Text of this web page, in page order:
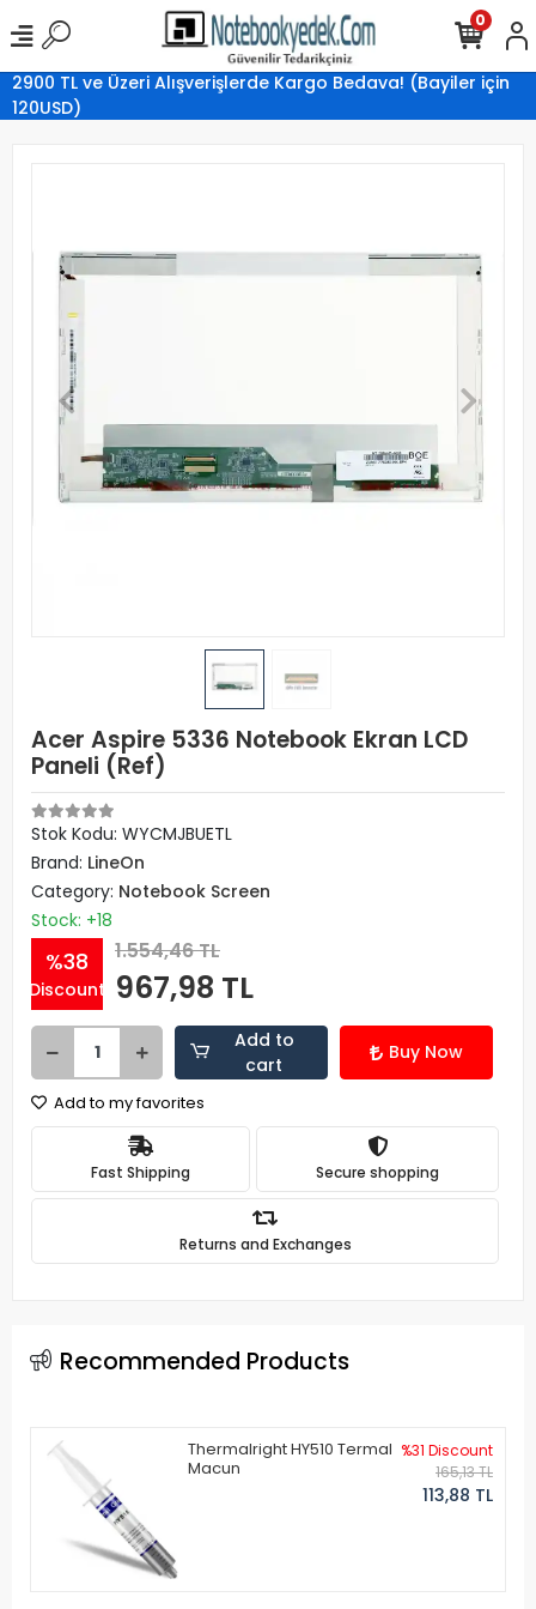
2900 TL ve Üzeri Alışverişlerde Kargo Bedava! (Bayiler için
120USD)
0
Acer Aspire 5336 Notebook Ekran LCD
Paneli (Ref)
Stok Kodu: WYCMJBUETL
Brand: LineOn
Category: Notebook Screen
Stock: +18
%38
Discount
1.554,46 TL
967,98 TL
Add to
cart
Buy Now
Add to my favorites
Fast Shipping Secure shopping
Returns and Exchanges
Recommended Products
Thermalright HY510 Termal
Macun
%31 Discount
165,13 TL
113,88 TL